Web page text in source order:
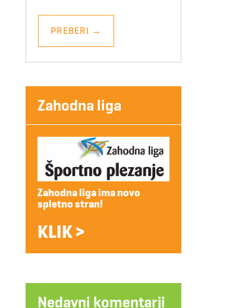
PREBERI →
Zahodna liga
Zahodna liga ima novo
spletno stran!
KLIK >
Nedavni komentarji